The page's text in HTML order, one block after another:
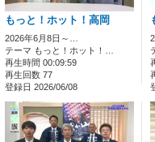
もっと！ホット！高岡
2026年6月8日～…
テーマ もっと！ホット！…
再生時間 00:09:59
再生回数 77
登録日 2026/06/08